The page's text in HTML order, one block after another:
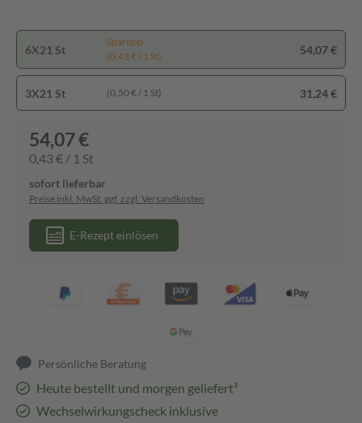
6X21 St
Spartipp
(0,43 € / 1 St)
54,07 €
3X21 St (0,50 € / 1 St) 31,24 €
54,07 €
0,43 € / 1 St
sofort lieferbar
Preise inkl. MwSt. ggf. zzgl. Versandkosten
E-Rezept einlösen
Persönliche Beratung
Heute bestellt und morgen geliefert³
Wechselwirkungscheck inklusive